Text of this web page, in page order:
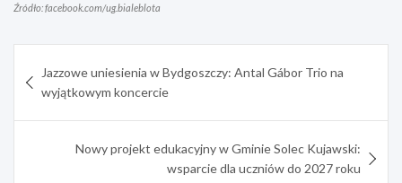
Źródło: facebook.com/ug.bialeblota
wpisu
Jazzowe uniesienia w Bydgoszczy: Antal Gábor Trio na
wyjątkowym koncercie
Nowy projekt edukacyjny w Gminie Solec Kujawski:
wsparcie dla uczniów do 2027 roku